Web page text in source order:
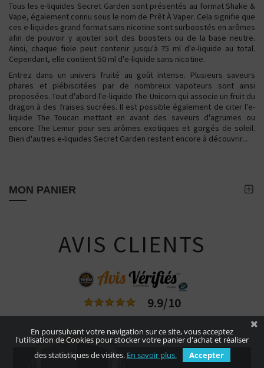
Tous les e-liquides Secret Garden sont présentés au format Shake &
Vape, également connu sous le nom de Prêt À Vaper. Cela signifie que
ces e-liquides grand format sans nicotine sont surboostés en arômes
afin de pouvoir y ajouter soit des boosters ou de la base neutre.
Ainsi, chaque fiole peut contenir jusqu'à 75 ml d'e-liquide au total.
Cependant, elle contient 50 ml d'e-liquide sans nicotine.
Entrez dans un univers fruité au goût intense. Plusieurs saveurs
phares et plébiscitées par de nombreux vapoteurs sont ainsi
proposées. Tout d'abord l'e-liquide The Unicorn qui associe un fruit du
dragon à des fraises sucrées. Il est possible également de citer l'e-
liquide The Toucan mettant en avant des saveurs d'agrumes ou
encore The Lemur pour ses arômes exotiques et gorgés de soleil.
Bien d'autres e-liquides Secret Garden restent encore à découvrir...
MON PANIER
AVIS CLIENTS
9.9/10
En poursuivant votre navigation sur ce site, vous acceptez
l'utilisation de Cookies pour stocker votre panier d'achat et réaliser
des statistiques de visites. En savoir plus. Accepter